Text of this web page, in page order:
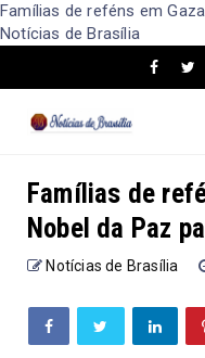
Famílias de reféns em
Notícias de Brasília
Famílias de
Nobel da Paz
Notícias de Brasília